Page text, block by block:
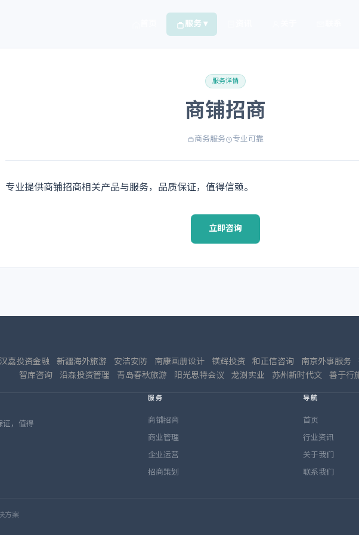
服务 ▾
服务详情
商铺招商
商务服务 专业可靠
专业提供商铺招商相关产品与服务，品质保证，值得信赖。
立即咨询
汉嘉投资金融 新疆海外旅游 安洁安防 南康画册设计 镁辉投资 和正信咨询 南京外事服务
智库咨询
沿森投资管理 青岛春秋旅游 阳光思特会议 龙澍实业 苏州新时代文 善于行
证，值得
服务
商铺招商
商业管理
企业运营
招商策划
导航
首页
行业资讯
关于我们
联系我们
方案